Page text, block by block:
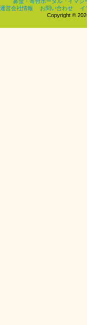
運営会社情報
お問い合わせ
イ
Copyright ©